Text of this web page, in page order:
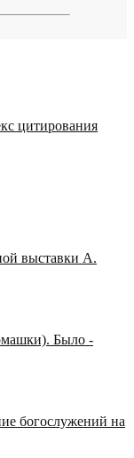
выставки А.
Было -
богослужений на